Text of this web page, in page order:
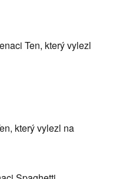
Ten, který vylezl
který vylezl na